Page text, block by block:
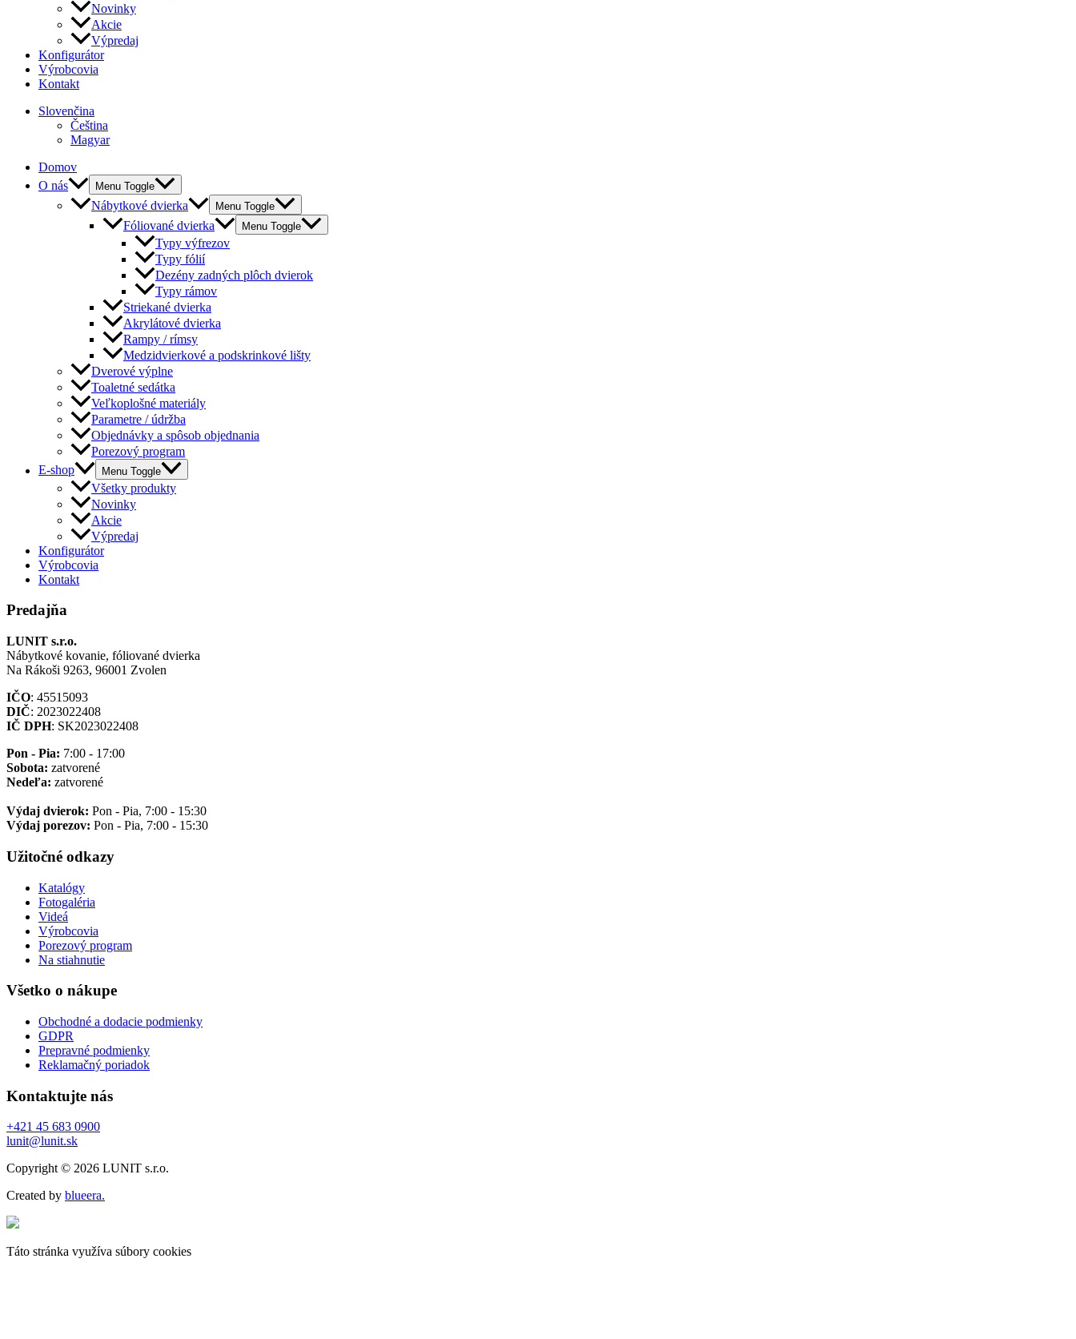
Novinky
Akcie
Výpredaj
Konfigurátor
Výrobcovia
Kontakt
Slovenčina
Čeština
Magyar
Domov
O nás
Menu Toggle
Nábytkové dvierka Menu Toggle
Fóliované dvierka Menu Toggle
Typy výfrezov
Typy fólií
Dezény zadných plôch dvierok
Typy rámov
Striekané dvierka
Akrylátové dvierka
Rampy / rímsy
Medzidvierkové a podskrinkové lišty
Dverové výplne
Toaletné sedátka
Veľkoplošné materiály
Parametre / údržba
Objednávky a spôsob objednania
Porezový program
E-shop
Menu Toggle
Všetky produkty
Novinky
Akcie
Výpredaj
Konfigurátor
Výrobcovia
Kontakt
Predajňa
LUNIT s.r.o.
Nábytkové kovanie, fóliované dvierka
Na Rákoši 9263, 96001 Zvolen
IČO: 45515093
DIČ: 2023022408
IČ DPH: SK2023022408
Pon - Pia: 7:00 - 17:00
Sobota: zatvorené
Nedeľa: zatvorené
Výdaj dvierok: Pon - Pia, 7:00 - 15:30
Výdaj porezov: Pon - Pia, 7:00 - 15:30
Užitočné odkazy
Katalógy
Fotogaléria
Videá
Výrobcovia
Porezový program
Na stiahnutie
Všetko o nákupe
Obchodné a dodacie podmienky
GDPR
Prepravné podmienky
Reklamačný poriadok
Kontaktujte nás
+421 45 683 0900
lunit@lunit.sk
Copyright © 2026 LUNIT s.r.o.
Created by blueera.
Táto stránka využíva súbory cookies